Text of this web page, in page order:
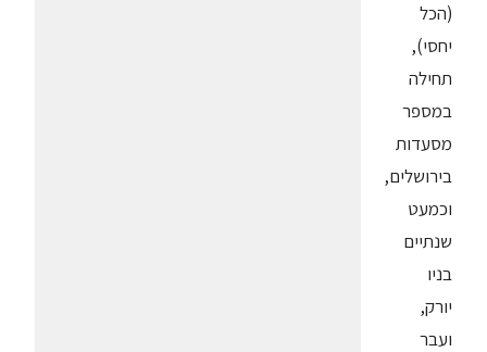
(הכל
יחסי),
תחילה
במספר
מסעדות
בירושלים,
וכמעט
שנתיים
בניו
יורק,
ועבר